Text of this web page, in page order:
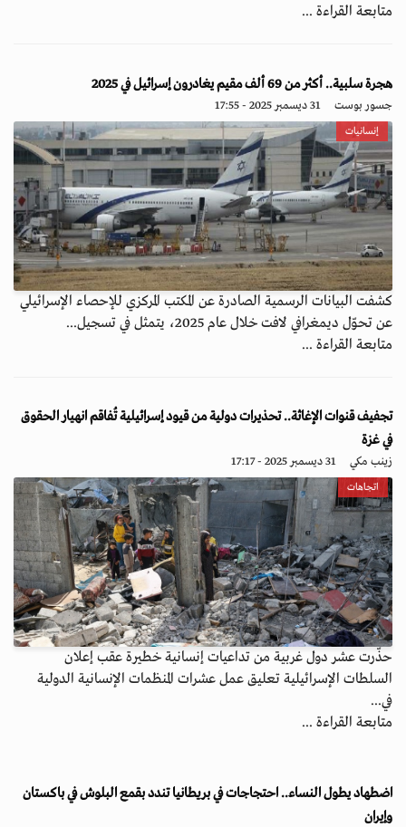
متابعة القراءة ...
هجرة سلبية.. أكثر من 69 ألف مقيم يغادرون إسرائيل في 2025
جسور بوست 31 ديسمبر 2025 - 17:55
إنسانيات
كشفت البيانات الرسمية الصادرة عن المكتب المركزي للإحصاء الإسرائيلي
عن تحوّل ديمغرافي لافت خلال عام 2025، يتمثل في تسجيل...
متابعة القراءة ...
تجفيف قنوات الإغاثة.. تحذيرات دولية من قيود إسرائيلية تُفاقم انهيار الحقوق
في غزة
زينب مكي 31 ديسمبر 2025 - 17:17
اتجاهات
حذّرت عشر دول غربية من تداعيات إنسانية خطيرة عقب إعلان
السلطات الإسرائيلية تعليق عمل عشرات المنظمات الإنسانية الدولية
في...
متابعة القراءة ...
اضطهاد يطول النساء.. احتجاجات في بريطانيا تندد بقمع البلوش في باكستان
وإيران